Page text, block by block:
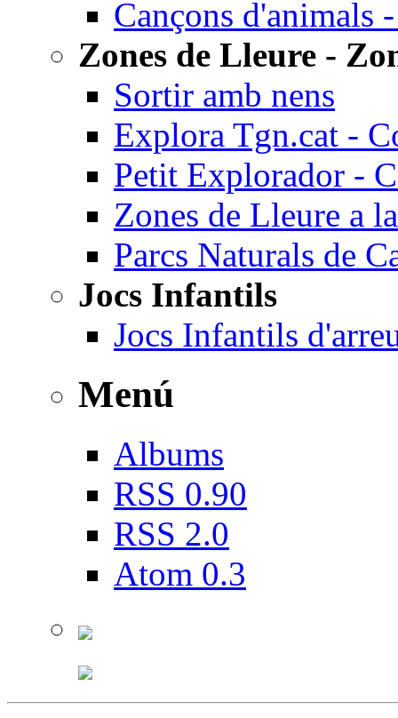
Cançons d'animals
Zones de Lleure -
Sortir amb nens
Explora Tgn.cat -
Petit Explorador -
Zones de Lleure a
Parcs Naturals de
Jocs Infantils
Jocs Infantils
Menú
Albums
RSS 0.90
RSS 2.0
Atom 0.3